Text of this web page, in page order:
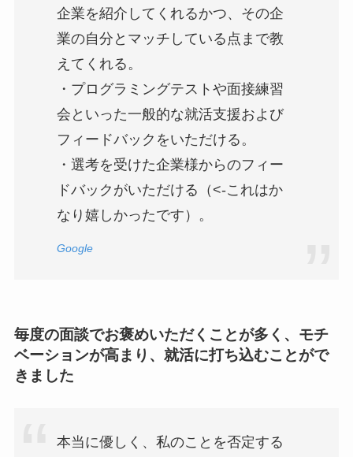
企業を紹介してくれるかつ、その企
業の自分とマッチしている点まで教
えてくれる。
・プログラミングテストや面接練習
会といった一般的な就活支援および
フィードバックをいただける。
・選考を受けた企業様からのフィー
ドバックがいただける（<-これはか
なり嬉しかったです）。
Google
毎度の面談でお褒めいただくことが多く、モチ
ベーションが高まり、就活に打ち込むことがで
きました
本当に優しく、私のことを否定する